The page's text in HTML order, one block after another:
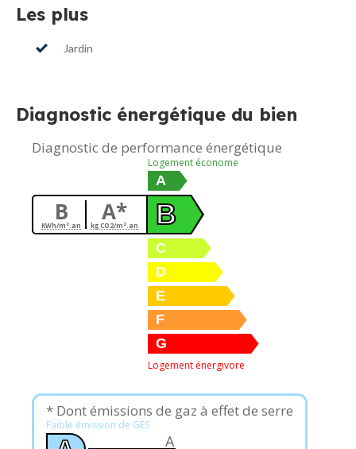
Les plus
Jardin
Diagnostic énergétique du bien
Diagnostic de performance énergétique
B
KWh/m².an A*
kg CO2/m².an
Logement économe
A
B
C
D
E
F
G
Logement énergivore
* Dont émissions de gaz à effet de serre
Faible émission de GES
A